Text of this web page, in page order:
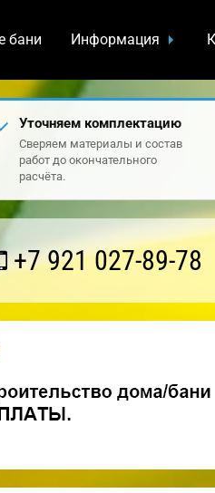
бани Информация
Уточняем комплектацию
Сверяем материалы и состав
работ до окончательного
расчёта.
+7 921 027-89-78